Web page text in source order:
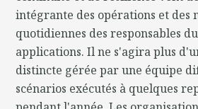
intégrante des opérations et des
quotidiennes des responsables
applications. Il ne s'agira plus
distincte gérée par une équipe
scénarios exécutés à quelques